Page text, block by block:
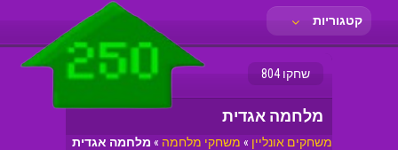
קטגוריות
שחקו 804
מלחמה אגדית
משחקים אונליין » משחקי מלחמה » מלחמה אגדית